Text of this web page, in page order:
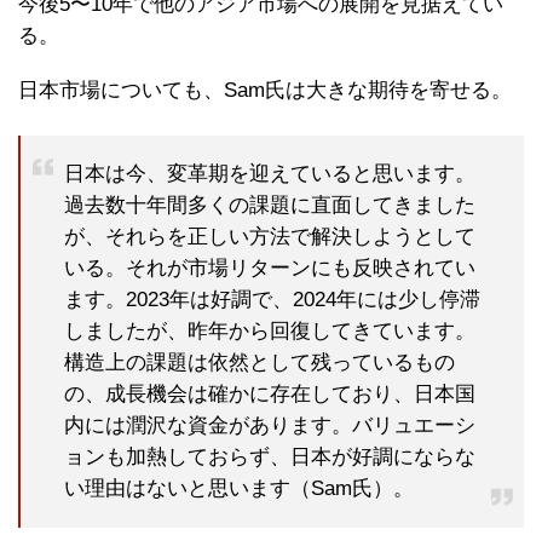
る。
日本市場についても、Sam氏は大きな期待を寄せる。
日本は今、変革期を迎えていると思います。
過去数十年間多くの課題に直面してきました
が、それらを正しい方法で解決しようとして
いる。それが市場リターンにも反映されてい
ます。2023年は好調で、2024年には少し停滞
しましたが、昨年から回復してきています。
構造上の課題は依然として残っているもの
の、成長機会は確かに存在しており、日本国
内には潤沢な資金があります。バリュエーシ
ョンも加熱しておらず、日本が好調にならな
い理由はないと思います（Sam氏）。